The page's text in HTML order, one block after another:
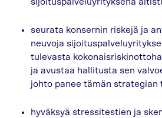
sijoituspalveluyrityksenä
seurata konsernin riskejä ja
neuvoja
tulevasta
ja avustaa hallitusta sen
johto panee tämän strategian
hyväksyä stressitestien ja